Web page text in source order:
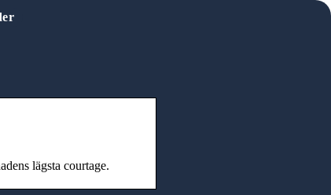
lägsta courtage.